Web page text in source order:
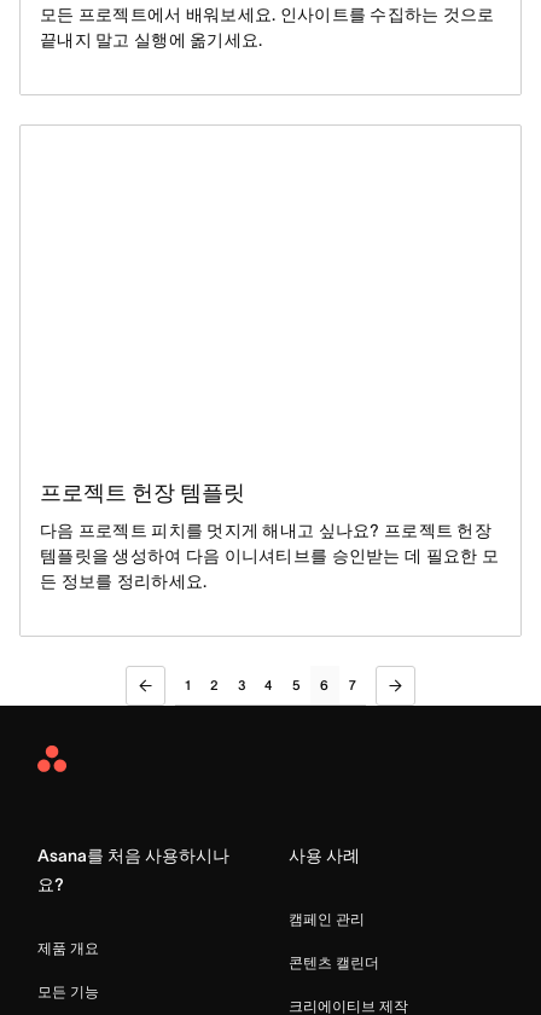
모든 프로젝트에서 배워보세요. 인사이트를 수집하는 것으로
끝내지 말고 실행에 옮기세요.
프로젝트 헌장 템플릿
다음 프로젝트 피치를 멋지게 해내고 싶나요? 프로젝트 헌장
템플릿을 생성하여 다음 이니셔티브를 승인받는 데 필요한 모
든 정보를 정리하세요.
1 2 3 4 5 6 7
Asana
Asana를 처음 사용하시나
요?
제품 개요
모든 기능
사용 사례
캠페인 관리
콘텐츠 캘린더
크리에이티브 제작